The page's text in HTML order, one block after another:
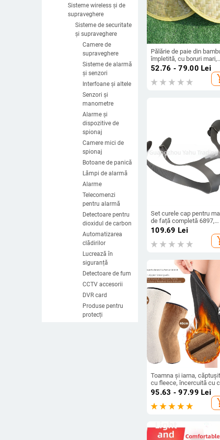
Sisteme wireless și de
supraveghere
Sisteme de securitate
și supraveghere
Camere de
supraveghere
Sisteme de alarmă
și senzori
Interfoane și altele
Senzori și
manometre
Alarme și
dispozitive de
spionaj
Camere mici de
spionaj
Botoane de panică
Lămpi de alarmă
Alarme
Telecomenzi
pentru alarmă
Detectoare pentru
dioxidul de carbon
Automatizarea
clădirilor
Lucrează în
siguranță
Detectoare de fum
CCTV accesorii
DVR card
Produse pentru
protecți
Pălărie de paie din
împletită, cu boruri mari,
protecție solară, recuzită
pentru dans, imprimare
52.76 - 79.00 Lei
Set curele cap pentru
de față completă 6897,
compatibil cu masca de
3M 6800
109.69 Lei
Toamna și iarna,
cu fleece, încercuită cu
complet, imitație de oaie,
catifea, dublu îngroșată,
genunchiere calde,
genunchiere cu fermoar
95.63 - 97.99 Lei